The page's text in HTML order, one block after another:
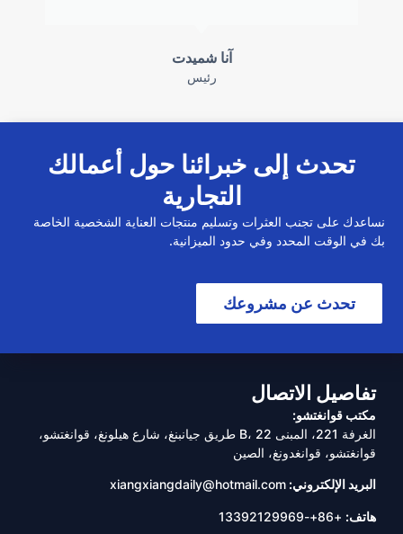
آنا شميدت
رئيس
تحدث إلى خبرائنا حول أعمالك
التجارية
نساعدك على تجنب العثرات وتسليم منتجات العناية الشخصية الخاصة
بك في الوقت المحدد وفي حدود الميزانية.
تحدث عن مشروعك
تفاصيل الاتصال
مكتب قوانغتشو:
الغرفة 221، المبنى B، 22 طريق جيانبنغ، شارع هيلونغ، قوانغتشو،
قوانغتشو، قوانغدونغ، الصين
البريد الإلكتروني: xiangxiangdaily@hotmail.com
هاتف: +86+-13392129969